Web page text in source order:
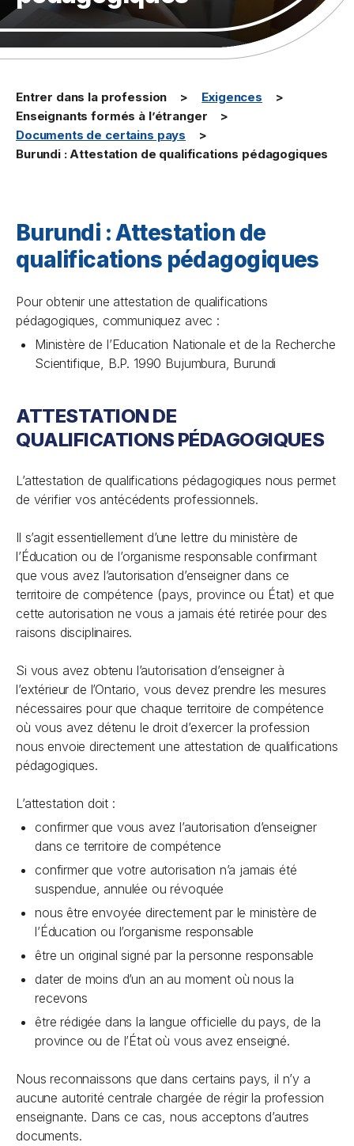
Entrer dans la profession
Exigences
Enseignants formés à l’étranger
Documents de certains pays
Burundi : Attestation de qualifications pédagogiques
Burundi : Attestation de
qualifications pédagogiques
Pour obtenir une attestation de qualifications
pédagogiques, communiquez avec :
Ministère de l’Education Nationale et de la Recherche
Scientifique, B.P. 1990 Bujumbura, Burundi
ATTESTATION DE
QUALIFICATIONS PÉDAGOGIQUES
L’attestation de qualifications pédagogiques nous permet
de vérifier vos antécédents professionnels.
Il s’agit essentiellement d’une lettre du ministère de
l’Éducation ou de l’organisme responsable confirmant
que vous avez l’autorisation d’enseigner dans ce
territoire de compétence (pays, province ou État) et que
cette autorisation ne vous a jamais été retirée pour des
raisons disciplinaires.
Si vous avez obtenu l’autorisation d’enseigner à
l’extérieur de l’Ontario, vous devez prendre les mesures
nécessaires pour que chaque territoire de compétence
où vous avez détenu le droit d’exercer la profession
nous envoie directement une attestation de qualifications
pédagogiques.
L’attestation doit :
confirmer que vous avez l’autorisation d’enseigner
dans ce territoire de compétence
confirmer que votre autorisation n’a jamais été
suspendue, annulée ou révoquée
nous être envoyée directement par le ministère de
l’Éducation ou l’organisme responsable
être un original signé par la personne responsable
dater de moins d’un an au moment où nous la
recevons
être rédigée dans la langue officielle du pays, de la
province ou de l’État où vous avez enseigné.
Nous reconnaissons que dans certains pays, il n’y a
aucune autorité centrale chargée de régir la profession
enseignante. Dans ce cas, nous acceptons d’autres
documents.